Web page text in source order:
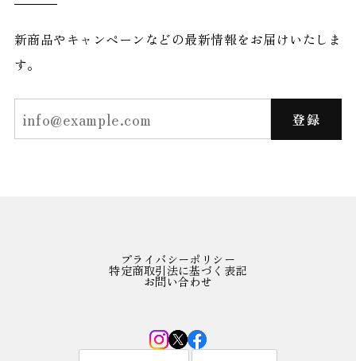
新商品やキャンペーンなどの最新情報をお届けいたしま
す。
登録
プライバシーポリシー
特定商取引法に基づく表記
お問い合わせ